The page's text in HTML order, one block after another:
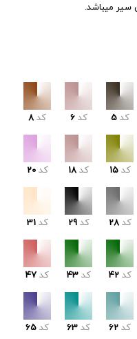
کد 5 کد 6 کد 8
کد 15 کد 18 کد 20
کد 28 کد 29 کد 31
کد 42 کد 43 کد 47
کد 62 کد 63 کد 65